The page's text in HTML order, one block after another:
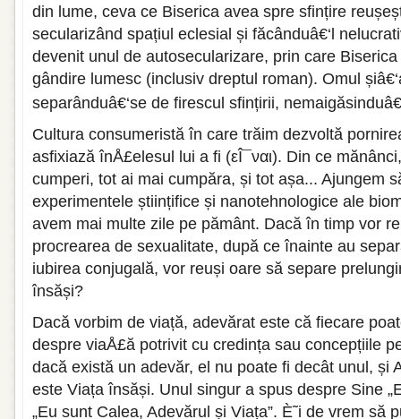
din lume, ceva ce Biserica avea spre sfințire
secularizând spațiul eclesial și făcânduâ€‘l
devenit unul de autosecularizare, prin care
gândire lumesc (inclusiv dreptul roman). Omul
separânduâ€‘se de firescul sfințirii,
Cultura consumeristă în care trăim dezvoltă
asfixiază înÅ£elesul lui a fi (εÎ¯ναι). Din ce
cumperi, tot ai mai cumpăra, și tot așa... Ajungem
experimentele științifice și nanotehnologice ale
avem mai multe zile pe pământ. Dacă în timp vor
procrearea de sexualitate, după ce înainte au
iubirea conjugală, vor reuși oare să separe
însăși?
Dacă vorbim de viață, adevărat este că fiecare
despre viaÅ£ă potrivit cu credința sau concepțiile
dacă există un adevăr, el nu poate fi decât unul, și
este Viața însăși. Unul singur a spus despre Sine
„Eu sunt Calea, Adevărul și Viața”. È˜i de vrem să